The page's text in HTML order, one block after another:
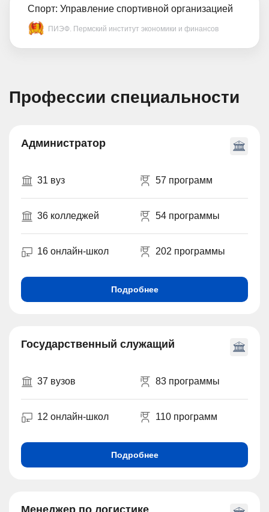
Спорт: Управление спортивной организацией
ПИЭФ. Пермский институт экономики и финансов
Профессии специальности
Администратор
31 вуз 57 программ
36 колледжей 54 программы
16 онлайн-школ 202 программы
Подробнее
Государственный служащий
37 вузов 83 программы
12 онлайн-школ 110 программ
Подробнее
Менеджер по логистике